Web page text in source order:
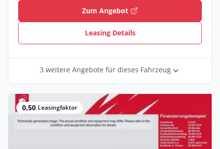
Zum Angebot
Leasing Details
3 weitere Angebote für dieses Fahrzeug
0,50 Leasingfaktor